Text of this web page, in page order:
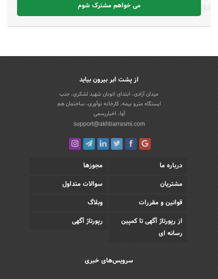
می خواهم مشترک شوم
از پشت ابر بیرون بیاید
میدان آزادی، ابتدای اتوبان شهید لشکری، جنب
ایستگاه مترو بیمه، کارخانه نوآوری، ساختمان هم
آوا، اخباررسمی
support@akhbarrasmi.com
درباره ما
مجوزها
مشتریان
سوالات متداول
قوانین و مقررات
وبلاگ
از رپورتاژ آگهی تا کمپین
رسانه ای
رپورتاژ آگهی
سرویس‌های خبری